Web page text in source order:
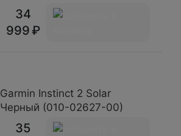
34
999
Garmin Instinct 2 Solar
Черный (010-02627-00)
35